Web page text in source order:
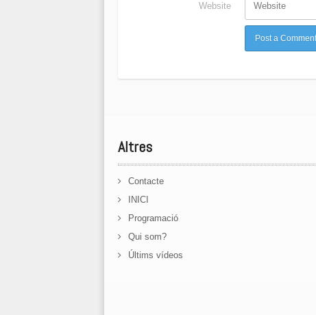
Website
Altres
Contacte
INICI
Programació
Qui som?
Últims vídeos